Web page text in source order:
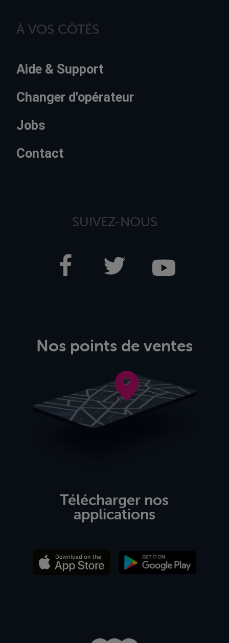
À VOS CÔTÉS
Aide & Support
Changer d'opérateur
Jobs
Contact
SUIVEZ-NOUS
Nos points de ventes
Télécharger nos
applications